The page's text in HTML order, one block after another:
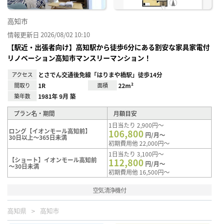
高知市
情報更新日 2026/08/02 10:10
【駅近・出張者向け】高知駅から徒歩6分にある割安な家具家電付
リノベーション高知市マンスリーマンション！
アクセス とさでん交通後免線「はりまや橋駅」徒歩14分
間取り 1R 面積 22m²
築年数 1981年 9月 築
プラン名・期間 月額目安
ロング【イオンモール高知前】
30日以上～365日未満
1日当たり 2,900円～
106,800 円/月～
初期費用他 22,000円～
【ショート】イオンモール高知前
～30日未満
1日当たり 3,100円～
112,800 円/月～
初期費用他 16,500円～
空気清浄機付
高知県 高知市